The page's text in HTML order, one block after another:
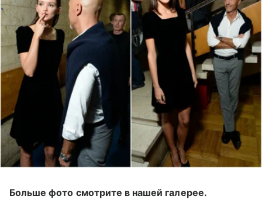
Больше фото смотрите в нашей галерее.